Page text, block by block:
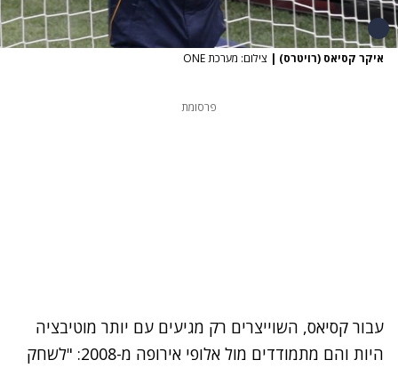
איקר קסיאס (רויטרס) | צילום: מערכת ONE
פרסומת
עבור קסיאס, השוייצרים רק מגיעים עם יותר מוטיבציה
היות והם מתמודדים מול אלופי אירופה מ-2008: "לשחק